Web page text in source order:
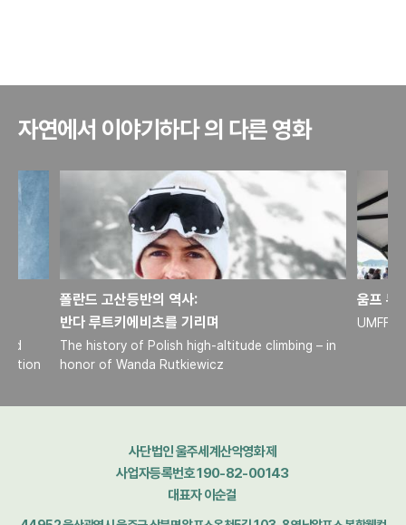
자연에서 이야기하다 의 다른 영화
폴란드 고산등반의 역사:
반다 루트키에비츠를 기리며
The history of Polish high-altitude climbing – in
honor of Wanda Rutkiewicz
움프 무
UMFF
사단법인 울주세계산악영화제
사업자등록번호 190-82-00143
대표자 이순걸